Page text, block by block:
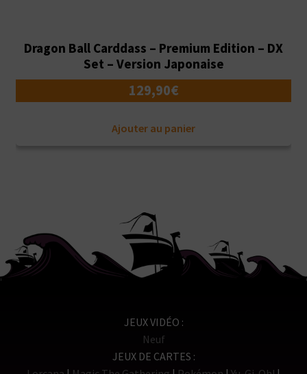
Dragon Ball Carddass – Premium Edition – DX
Set – Version Japonaise
129,90€
Ajouter au panier
JEUX VIDÉO
Neuf
JEUX DE CARTES